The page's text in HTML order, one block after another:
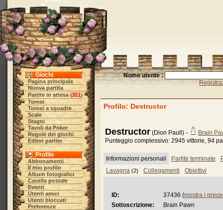
Giochi
Pagina principale
Nuova partita
Partite in attesa (351)
Tornei
Tornei a squadre
Scale
Stagni
Tavoli da Poker
Regole dei giochi
Editor partite
Profilo
Abbonamenti
Il mio profilo
Album fotografici
Casella postale
Eventi
Utenti amici
Utenti bloccati
Preferenze
Nome utente :
Profilo: Destructor
Destructor (Dion Paull) -
Brain
Punteggio complessivo: 2945 vittorie, 94
Informazioni personali Partite terminate
Lavagna (2) Collegamenti Obiettivi
ID: 37436 (mostra i
Sottoscrizione:
Brain Pawn